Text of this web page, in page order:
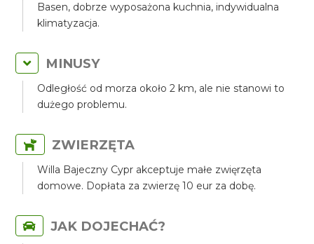
Basen, dobrze wyposażona kuchnia, indywidualna
klimatyzacja.
MINUSY
Odległość od morza około 2 km, ale nie stanowi to
dużego problemu.
ZWIERZĘTA
Willa Bajeczny Cypr akceptuje małe zwięrzęta
domowe. Dopłata za zwierzę 10 eur za dobę.
JAK DOJECHAĆ?